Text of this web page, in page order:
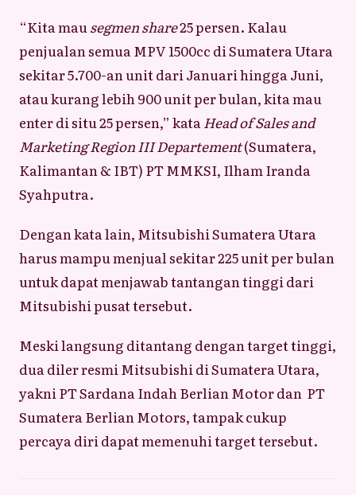
“Kita mau segmen share25 persen. Kalau
penjualan semua MPV 1500cc di Sumatera Utara
sekitar 5.700-an unit dari Januari hingga Juni,
atau kurang lebih 900 unit per bulan, kita mau
enter di situ 25 persen,” kata Head of Sales and
Marketing Region III Departement(Sumatera,
Kalimantan & IBT) PT MMKSI, Ilham Iranda
Syahputra.
Dengan kata lain, Mitsubishi Sumatera Utara
harus mampu menjual sekitar 225 unit per bulan
untuk dapat menjawab tantangan tinggi dari
Mitsubishi pusat tersebut.
Meski langsung ditantang dengan target tinggi,
dua diler resmi Mitsubishi di Sumatera Utara,
yakni PT Sardana Indah Berlian Motor dan PT
Sumatera Berlian Motors, tampak cukup
percaya diri dapat memenuhi target tersebut.